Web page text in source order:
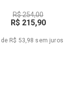
R$ 254,00
R$ 215,90
R$ 53,98 sem juros